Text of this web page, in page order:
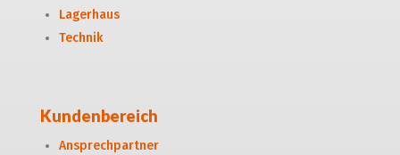
Lagerhaus
Technik
Kundenbereich
Ansprechpartner